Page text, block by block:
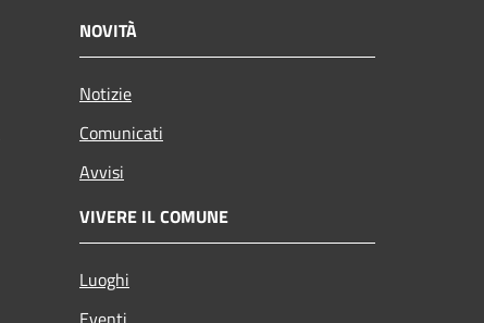
NOVITÀ
Notizie
Comunicati
Avvisi
VIVERE IL COMUNE
Luoghi